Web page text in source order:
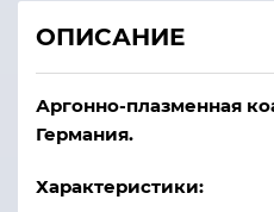
ОПИСАНИЕ
Аргонно-плазменная
Германия.
Характеристики: